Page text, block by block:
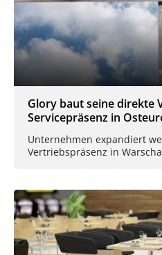
Glory baut seine direkte
Servicepräsenz in
Unternehmen expandiert
Vertriebspräsenz in